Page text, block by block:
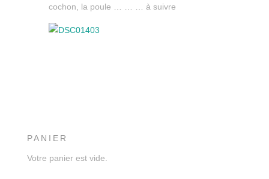
cochon, la poule … … … à suivre
PANIER
Votre panier est vide.